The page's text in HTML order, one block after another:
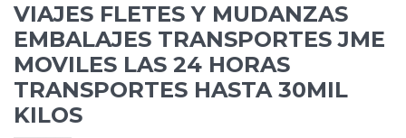
VIAJES FLETES Y MUDANZAS
EMBALAJES TRANSPORTES JME
MOVILES LAS 24 HORAS
TRANSPORTES HASTA 30MIL
KILOS